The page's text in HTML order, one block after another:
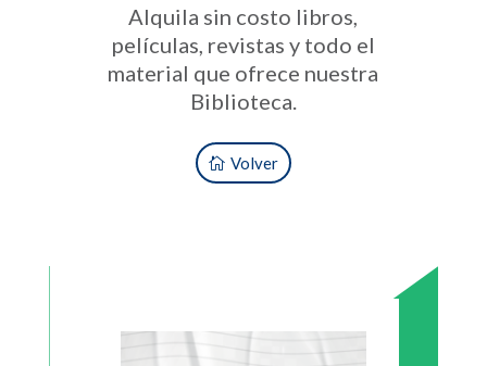
Alquila sin costo libros,
películas, revistas y todo el
material que ofrece nuestra
Biblioteca.
Volver